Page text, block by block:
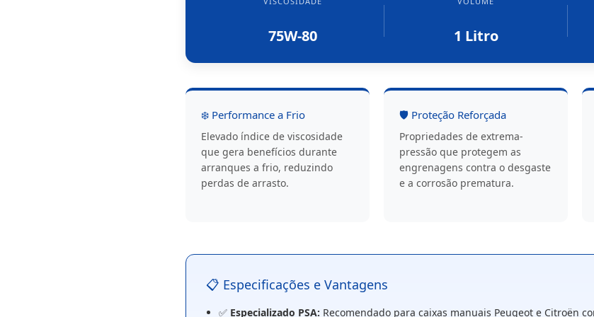
75W-80 1 Litro
❄️ Performance a Frio
Elevado índice de viscosidade
que gera benefícios durante
arranques a frio, reduzindo
perdas de arrasto.
🛡️ Proteção Reforçada
Propriedades de extrema-
pressão que protegem as
engrenagens contra o desgaste
e a corrosão prematura.
📋 Especificações e Vantagens
✅ Especializado PSA: Recomendado para caixas manuais Peugeot e Citroën